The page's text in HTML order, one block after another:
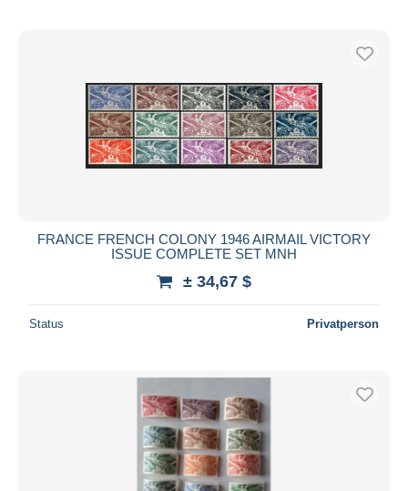
FRANCE FRENCH COLONY 1946 AIRMAIL VICTORY
ISSUE COMPLETE SET MNH
± 34,67 $
Status Privatperson